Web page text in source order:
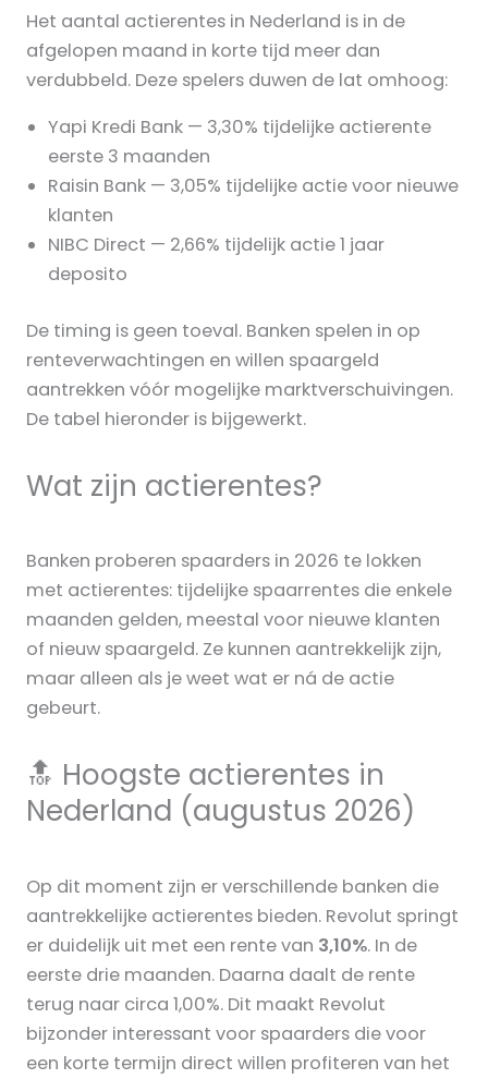
Het aantal actierentes in Nederland is in de
afgelopen maand in korte tijd meer dan
verdubbeld. Deze spelers duwen de lat omhoog:
Yapi Kredi Bank — 3,30% tijdelijke actierente
eerste 3 maanden
Raisin Bank — 3,05% tijdelijke actie voor nieuwe
klanten
NIBC Direct — 2,66% tijdelijk actie 1 jaar
deposito
De timing is geen toeval. Banken spelen in op
renteverwachtingen en willen spaargeld
aantrekken vóór mogelijke marktverschuivingen.
De tabel hieronder is bijgewerkt.
Wat zijn actierentes?
Banken proberen spaarders in 2026 te lokken
met actierentes: tijdelijke spaarrentes die enkele
maanden gelden, meestal voor nieuwe klanten
of nieuw spaargeld. Ze kunnen aantrekkelijk zijn,
maar alleen als je weet wat er ná de actie
gebeurt.
🔝 Hoogste actierentes in
Nederland (augustus 2026)
Op dit moment zijn er verschillende banken die
aantrekkelijke actierentes bieden. Revolut springt
er duidelijk uit met een rente van 3,10%. In de
eerste drie maanden. Daarna daalt de rente
terug naar circa 1,00%. Dit maakt Revolut
bijzonder interessant voor spaarders die voor
een korte termijn direct willen profiteren van het